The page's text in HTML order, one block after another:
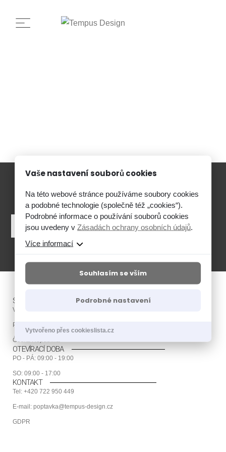
NAVRHNEME VÁM PROSTOR, KTERÝ
DÁVÁ SMYSL.
Nezávazná Konzultace
SHOWROOM CHODOV
V Parku 6, 148 00
Praha 11 - Chodov
Česká Republika
OTEVÍRACÍ DOBA
PO - PÁ: 09:00 - 19:00
SO: 09:00 - 17:00
KONTAKT
Tel: +420 722 950 449
E-mail: poptavka@tempus-design.cz
GDPR
Vaše nastavení souborů cookies
Na této webové stránce používáme soubory cookies
a podobné technologie (společně též „cookies“).
Podrobné informace o používání souborů cookies
jsou uvedeny v Zásadách ochrany osobních údajů
Více informací
Souhlasím se vším
Podrobné nastavení
Vytvořeno přes cookieslista.cz